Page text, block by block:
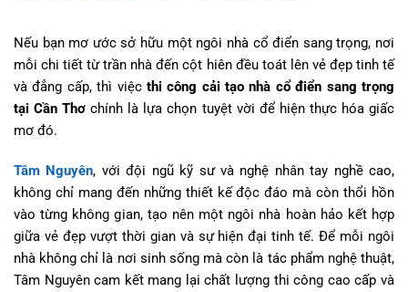
Nếu bạn mơ ước sở hữu một ngôi nhà cổ điển sang trọng, nơi
mỗi chi tiết từ trần nhà đến cột hiên đều toát lên vẻ đẹp tinh tế
và đẳng cấp, thì việc thi công cải tạo nhà cổ điển sang trọng
tại Cần Thơ chính là lựa chọn tuyệt vời để hiện thực hóa giấc
mơ đó.
Tâm Nguyên, với đội ngũ kỹ sư và nghệ nhân tay nghề cao,
không chỉ mang đến những thiết kế độc đáo mà còn thổi hồn
vào từng không gian, tạo nên một ngôi nhà hoàn hảo kết hợp
giữa vẻ đẹp vượt thời gian và sự hiện đại tinh tế. Để mỗi ngôi
nhà không chỉ là nơi sinh sống mà còn là tác phẩm nghệ thuật,
Tâm Nguyên cam kết mang lại chất lượng thi công cao cấp và